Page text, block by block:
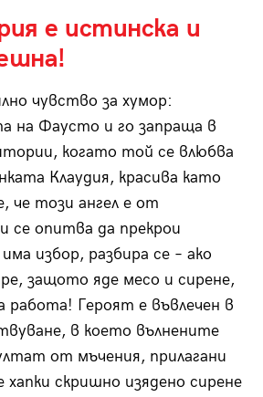
е истинска и
чувство за хумор:
на Фаусто и го запраща в
когато той се влюбва
Клаудия, красива като
че този ангел е от
се опитва да прекрои
избор, разбира се – ако
защото яде месо и сирене,
работа! Героят е въвлечен в
в което вълнените
от мъчения, прилагани
скришно изядено сирене